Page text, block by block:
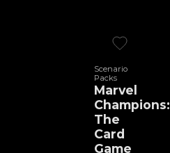
Scenario
Packs
Marvel
Champions:
The
Card
Game